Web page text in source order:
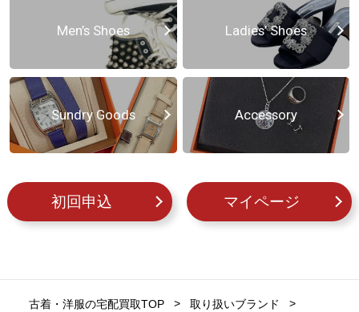
Men’s Shoes Ladies’ Shoes
Sundry Goods Accessory
初回申込 マイページ
古着・洋服の宅配買取TOP
取り扱いブランド